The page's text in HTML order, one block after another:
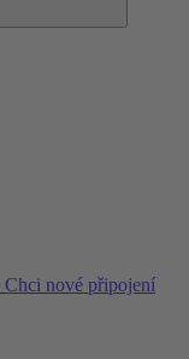
Chci nové připojení